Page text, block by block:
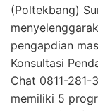
(Poltekbang)
pengapdian
Konsultasi
Chat 0811-
memiliki 5